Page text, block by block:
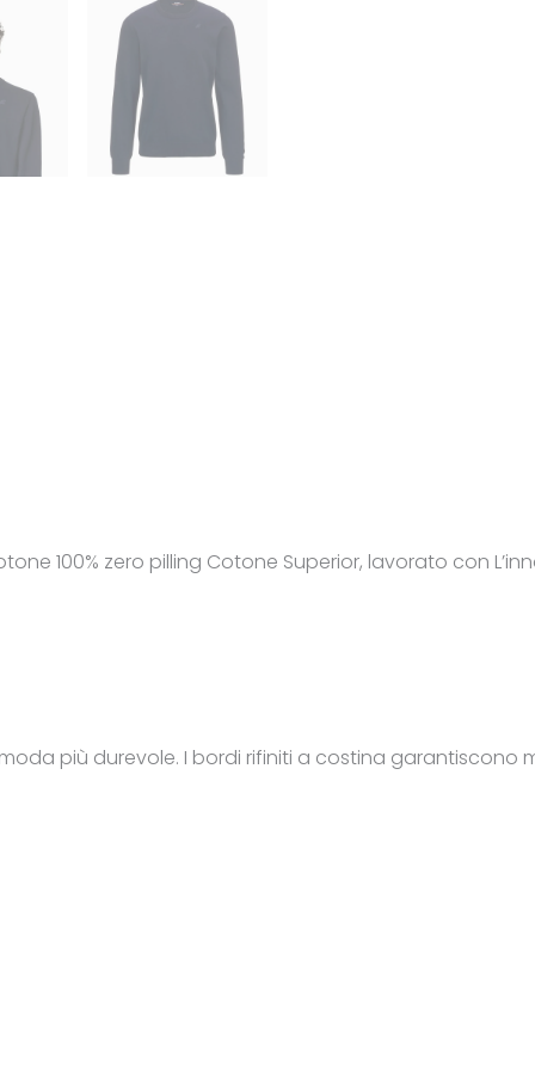
100% zero pilling Cotone Superior, lavorato con
più durevole. I bordi rifiniti a costina garantiscono